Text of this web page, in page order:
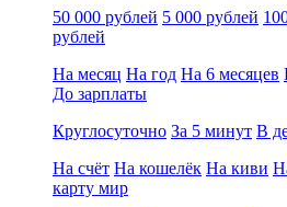
50 000 рублей 5 000 рублей
рублей
На месяц На год На 6 месяцев
До зарплаты
Круглосуточно За 5 минут В
На счёт На кошелёк На киви
карту мир